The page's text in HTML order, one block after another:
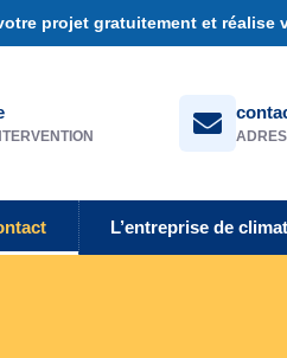
projet gratuitement et réalise
L’entreprise de